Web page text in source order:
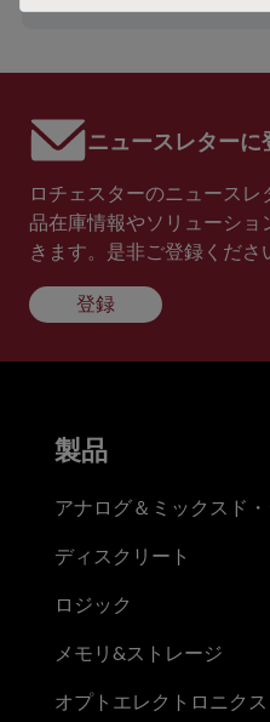
ニュースレターに
ロチェスターのニュース
品在庫情報やソリューシ
きます。是非ご登録くださ
登録
製品
アナログ＆ミックスド
ディスクリート
ロジック
メモリ&ストレージ
オプトエレクトロニクス